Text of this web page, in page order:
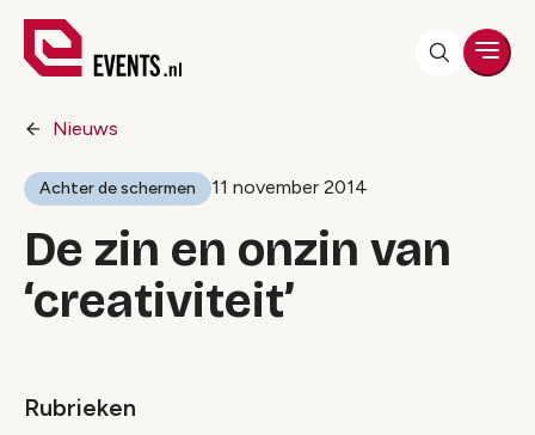
Nieuws
Achter de schermen 11 november 2014
De zin en onzin van
‘creativiteit’
Rubrieken